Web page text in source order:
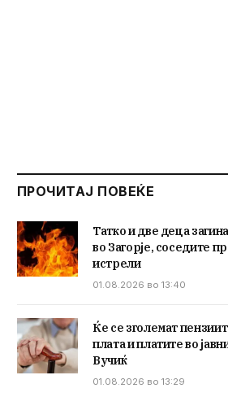
ПРОЧИТАЈ ПОВЕЌЕ
Татко и две деца
во Загорје, соседите
истрели
01.08.2026 во 13:40
Ќе се зголемат
плата и платите во
Вучиќ
01.08.2026 во 13:29